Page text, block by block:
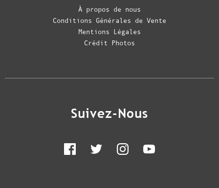
À propos de nous
Conditions Générales de Vente
Mentions Légales
Crédit Photos
Suivez-Nous